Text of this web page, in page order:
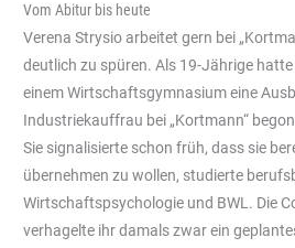
Vom Abitur bis heute
Verena Strysio arbeitet gern bei
deutlich zu spüren. Als 19-Jährige
einem Wirtschaftsgymnasium eine
Industriekauffrau bei „Kortmann“
Sie signalisierte schon früh, dass sie
übernehmen zu wollen, studierte
Wirtschaftspsychologie und BWL. Die
verhagelte ihr damals zwar ein